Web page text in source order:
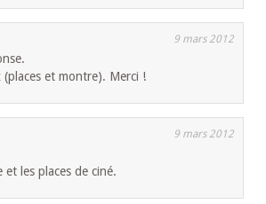
9 mars 2012
(places et montre). Merci !
9 mars 2012
les places de ciné.